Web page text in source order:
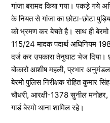
गांजा बरामद किया गया। पकड़े गये
के नियत से गांजा का छोटा-छोटा
को भ्रमण कर बेचते है। साथ ही
115/24 मादक पदार्थ अधिनियम
दर्ज कर उपकारा तेनुघाट भेज दिया।
बोकारो आशीष महली, प्रभार अनुमंडल
बेरमो पुलिस निरीक्षक रोहित कुमार
चौधरी, आरक्षी-1378 सुनील
गार्ड बेरमो थाना शामिल रहे।